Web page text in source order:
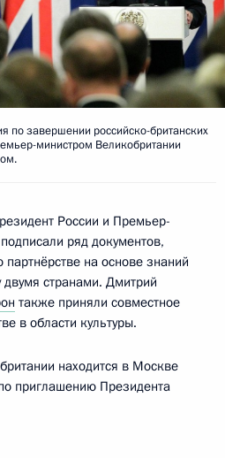
по завершении российско-британских
министром Великобритании
России и Премьер-
ряд документов,
партнёрстве на основе знаний
странами. Дмитрий
также приняли совместное
в области культуры.
находится в Москве
приглашению Президента